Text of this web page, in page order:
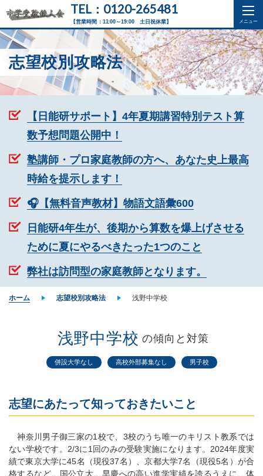
【営業時間：11:00～19:00 土日祝休業】
TEL：0120-265481
志望校別攻略法
【日能研サポート】4年夏期講習特別テスト算
数予想問題公開中！
塾講師・プロ家庭教師の方へ、あなた史上最高
時給を提示します！
🎧【無料音声教材】物語文語彙600
日能研4年生が、後期から算数を爆上げさせる
ために夏にやるべきたった1つのこと
弊社は訪問型の家庭教師となります。
ホーム 志望校別攻略法 浅野中学校
浅野中学校 の傾向と対策
併設大学なし 高校外部募集なし 男子校
志望にあたって知っておきたいこと
神奈川男子御三家の1校で、3校のうち唯一のキリスト教系では
ない学校です。2/3に1回のみの受験実施になります。2024年度実
績で東京大学に45名（現役37名）、京都大学7名（現役5名）が合
格するなど、国公立大、早慶への高い進学実績を誇るうえに、体